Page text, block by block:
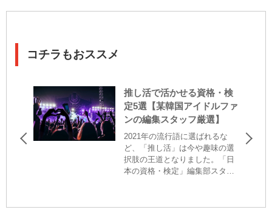
コチラもおススメ
推し活で活かせる資格・検
定5選【某韓国アイドルファ
ンの編集スタッフ厳選】
2021年の流行語に選ばれるな
ど、「推し活」は今や趣味の選
択肢の王道となりました。「日
本の資格・検定」編集部スタッ
「こんな知識があったら……」